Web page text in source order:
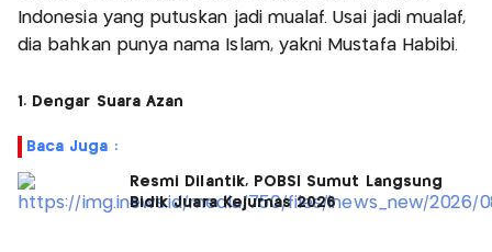
Indonesia yang putuskan jadi mualaf. Usai jadi mualaf,
dia bahkan punya nama Islam, yakni Mustafa Habibi.
1. Dengar Suara Azan
Baca Juga :
Resmi Dilantik, POBSI Sumut Langsung
Bidik Juara Kejurnas 2026